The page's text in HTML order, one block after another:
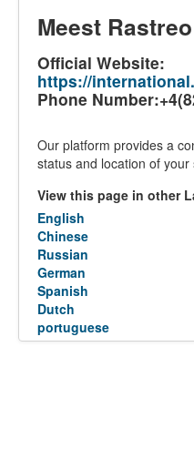
Meest Rastreo
Official Website:
https://
Phone
Our platform provides a
status and location of
View this page in other
English
Chinese
Russian
German
Spanish
Dutch
portuguese